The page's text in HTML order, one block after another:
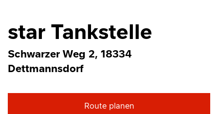
star Tankstelle
Schwarzer Weg 2, 18334
Dettmannsdorf
Route planen